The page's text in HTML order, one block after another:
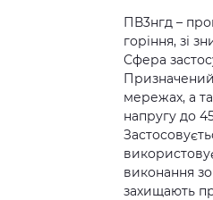
ПВ3нгд –
горіння, зі
Сфера
мережах, а
напругу до
виконання
захищають